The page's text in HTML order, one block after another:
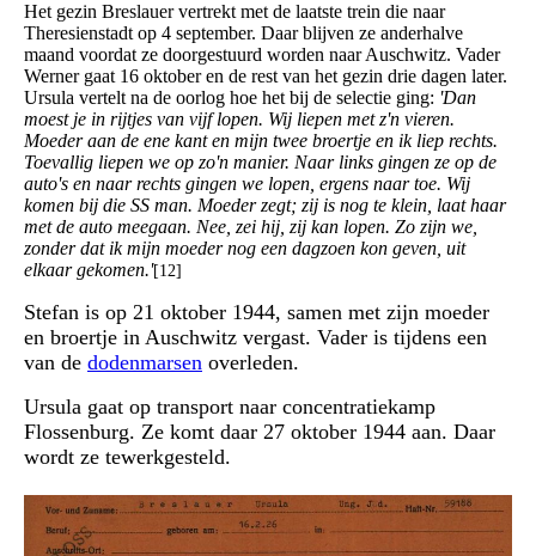
Het gezin Breslauer vertrekt met de laatste trein die naar
Theresienstadt op 4 september. Daar blijven ze anderhalve
maand voordat ze doorgestuurd worden naar Auschwitz. Vader
Werner gaat 16 oktober en de rest van het gezin drie dagen later.
Ursula vertelt na de oorlog hoe het bij de selectie ging: 'Dan
moest je in rijtjes van vijf lopen. Wij liepen met z'n vieren.
Moeder aan de ene kant en mijn twee broertje en ik liep rechts.
Toevallig liepen we op zo'n manier. Naar links gingen ze op de
auto's en naar rechts gingen we lopen, ergens naar toe. Wij
komen bij die SS man. Moeder zegt; zij is nog te klein, laat haar
met de auto meegaan. Nee, zei hij, zij kan lopen. Zo zijn we,
zonder dat ik mijn moeder nog een dagzoen kon geven, uit
elkaar gekomen.'[12]
Stefan is op 21 oktober 1944, samen met zijn moeder
en broertje in Auschwitz vergast. Vader is tijdens een
van de dodenmarsen overleden.
Ursula gaat op transport naar concentratiekamp
Flossenburg. Ze komt daar 27 oktober 1944 aan. Daar
wordt ze tewerkgesteld.